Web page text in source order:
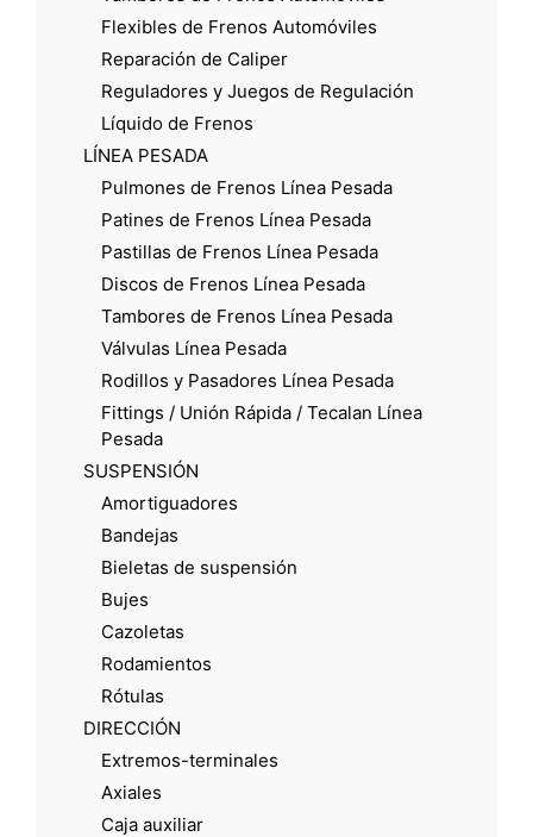
Flexibles de Frenos Automóviles
Reparación de Caliper
Reguladores y Juegos de Regulación
Líquido de Frenos
LÍNEA PESADA
Pulmones de Frenos Línea Pesada
Patines de Frenos Línea Pesada
Pastillas de Frenos Línea Pesada
Discos de Frenos Línea Pesada
Tambores de Frenos Línea Pesada
Válvulas Línea Pesada
Rodillos y Pasadores Línea Pesada
Fittings / Unión Rápida / Tecalan Línea
Pesada
SUSPENSIÓN
Amortiguadores
Bandejas
Bieletas de suspensión
Bujes
Cazoletas
Rodamientos
Rótulas
DIRECCIÓN
Extremos-terminales
Axiales
Caja auxiliar